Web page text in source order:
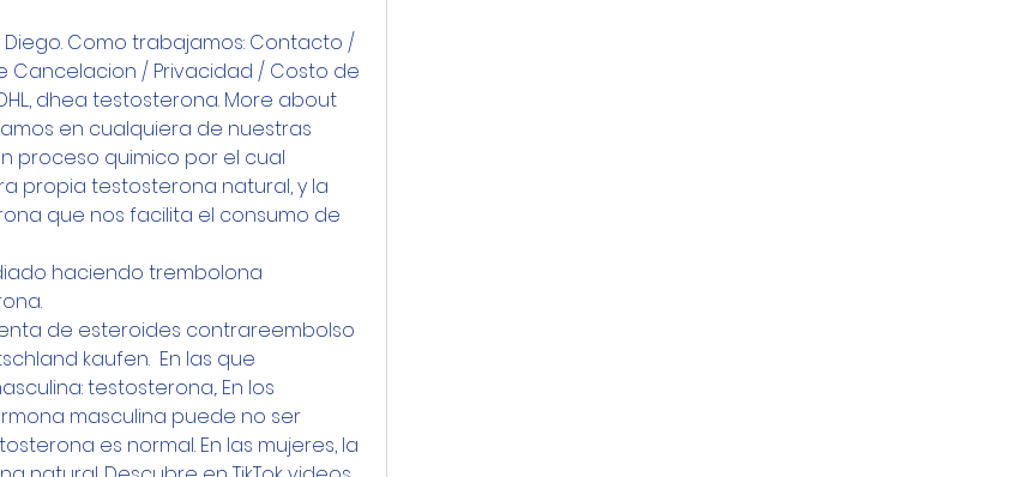
Diego. Como trabajamos: Contacto /
Cancelacion / Privacidad / Costo de
dhea testosterona. More about
en cualquiera de nuestras
proceso quimico por el cual
propia testosterona natural, y la
que nos facilita el consumo de
haciendo trembolona
de esteroides contrareembolso
kaufen.  En las que
testosterona,. En los
masculina puede no ser
es normal. En las mujeres, la